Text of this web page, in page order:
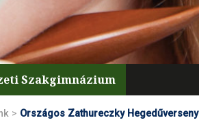
Szakgimnázium
> Országos Zathureczky Hegedűverseny